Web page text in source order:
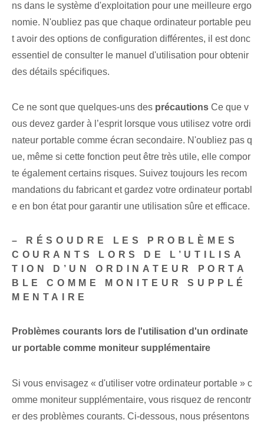
ns dans le système d'exploitation pour une meilleure ergo
nomie. N'oubliez pas que chaque ordinateur portable peu
t avoir des options de configuration différentes, il est donc
essentiel de consulter le manuel d'utilisation pour obtenir
des détails spécifiques.
Ce ne sont que quelques-uns des précautions Ce que v
ous devez garder à l’esprit lorsque vous utilisez votre ordi
nateur portable comme écran secondaire. N'oubliez pas q
ue, même si cette fonction peut être très utile, elle compor
te également certains risques. Suivez toujours les recom
mandations du fabricant et gardez votre ordinateur portabl
e en bon état pour garantir une utilisation sûre et efficace.
– RÉSOUDRE LES PROBLÈMES
COURANTS LORS DE L’UTILISA
TION D’UN ORDINATEUR PORTA
BLE COMME MONITEUR SUPPLÉ
MENTAIRE
Problèmes courants lors de l'utilisation d'un ordinate
ur portable comme moniteur supplémentaire
Si vous envisagez « d'utiliser votre ordinateur portable » c
omme moniteur supplémentaire, vous risquez de rencontr
er des problèmes courants. Ci-dessous, nous présentons